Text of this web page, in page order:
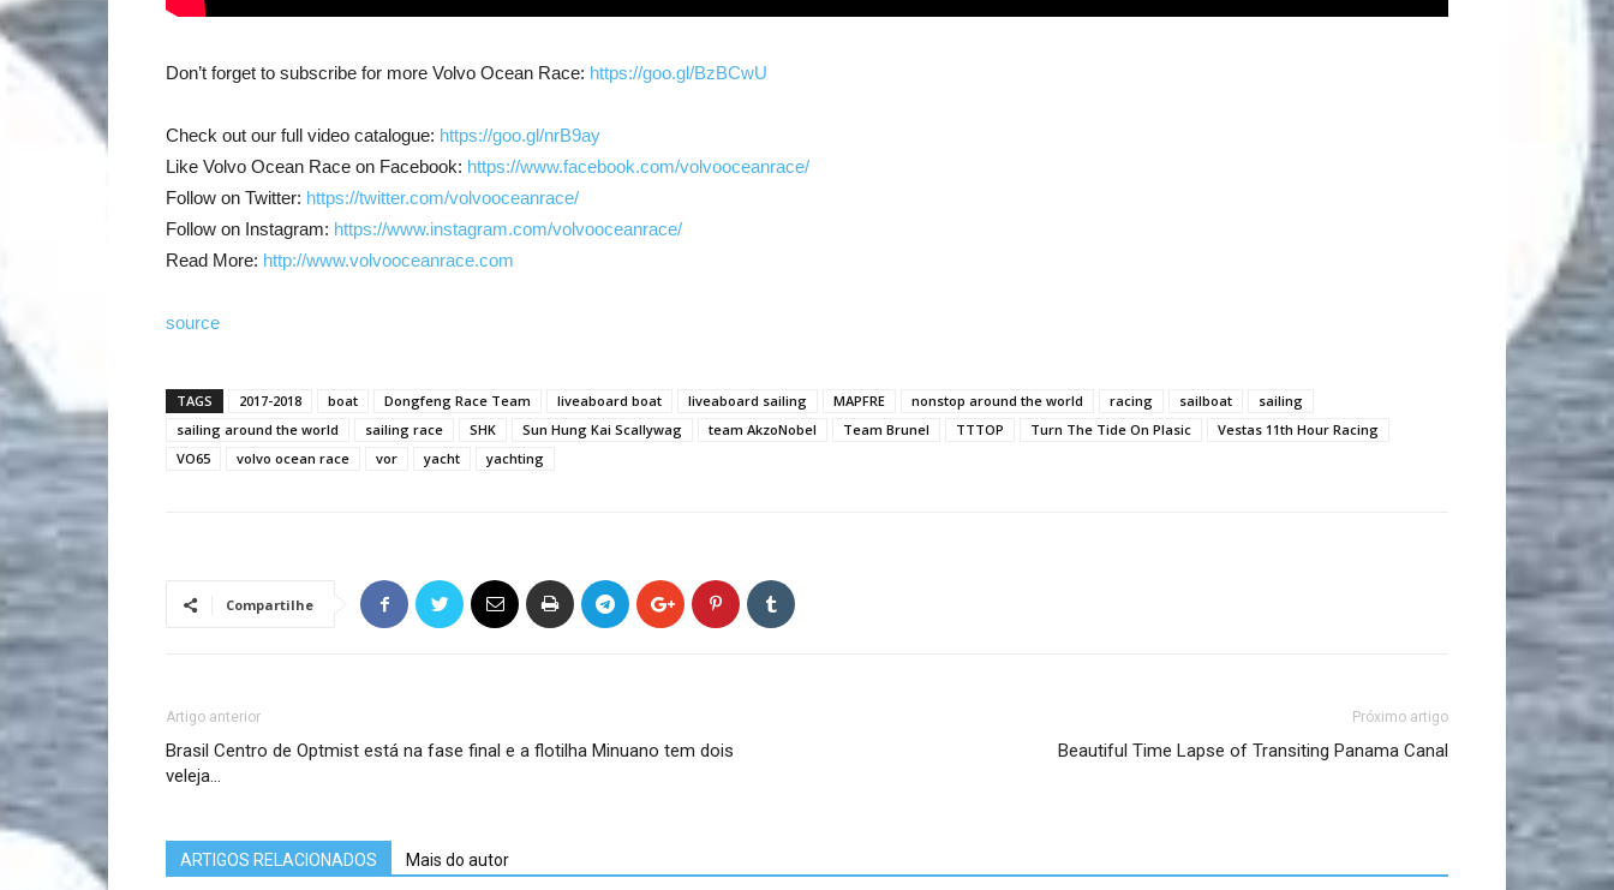
Don’t forget to subscribe for more Volvo Ocean Race: https://goo.gl/BzBCwU
Check out our full video catalogue: https://goo.gl/nrB9ay
Like Volvo Ocean Race on Facebook: https://www.facebook.com/volvooceanrace/
Follow on Twitter: https://twitter.com/volvooceanrace/
Follow on Instagram: https://www.instagram.com/volvooceanrace/
Read More: http://www.volvooceanrace.com
source
TAGS 2017-2018 boat Dongfeng Race Team liveaboard boat liveaboard sailing MAPFRE nonstop around the world racing sailboat
sailing
sailing around the world
sailing race SHK Sun Hung Kai Scallywag team AkzoNobel Team Brunel TTTOP Turn The Tide On Plasic
Vestas 11th Hour Racing
VO65
volvo ocean race vor yacht yachting
Compartilhe
Artigo anterior
Brasil Centro de Optmist está na fase final e a flotilha Minuano tem dois
veleja…
Próximo artigo
Beautiful Time Lapse of Transiting Panama Canal
ARTIGOS RELACIONADOS Mais do autor